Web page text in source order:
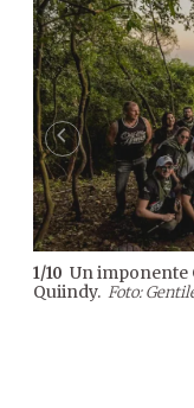
1/10 Un imponente
Quiindy. Foto: